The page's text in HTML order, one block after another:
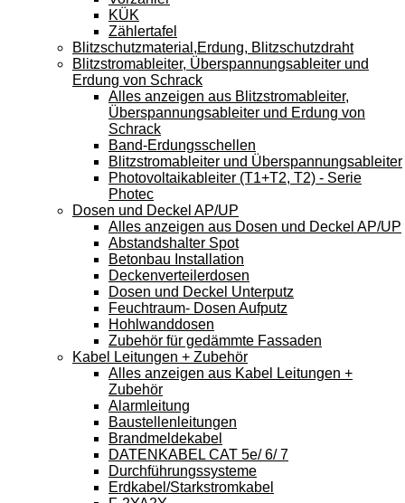
KÜK
Zählertafel
Blitzschutzmaterial,Erdung, Blitzschutzdraht
Blitzstromableiter, Überspannungsableiter und
Erdung von Schrack
Alles anzeigen aus Blitzstromableiter,
Überspannungsableiter und Erdung von
Schrack
Band-Erdungsschellen
Blitzstromableiter und Überspannungsableiter
Photovoltaikableiter (T1+T2, T2) - Serie
Photec
Dosen und Deckel AP/UP
Alles anzeigen aus Dosen und Deckel AP/UP
Abstandshalter Spot
Betonbau Installation
Deckenverteilerdosen
Dosen und Deckel Unterputz
Feuchtraum- Dosen Aufputz
Hohlwanddosen
Zubehör für gedämmte Fassaden
Kabel Leitungen + Zubehör
Alles anzeigen aus Kabel Leitungen +
Zubehör
Alarmleitung
Baustellenleitungen
Brandmeldekabel
DATENKABEL CAT 5e/ 6/ 7
Durchführungssysteme
Erdkabel/Starkstromkabel